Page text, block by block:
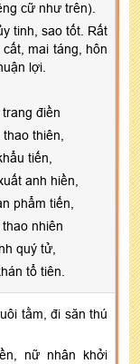
cữ như trên).
tinh, sao tốt. Rất
mai táng, hôn
lợi.
điền
thiên,
tiến,
anh hiền,
phẩm tiến,
nhiên
quý tử,
tổ tiên.
tằm, đi săn thú
nữ nhân khởi